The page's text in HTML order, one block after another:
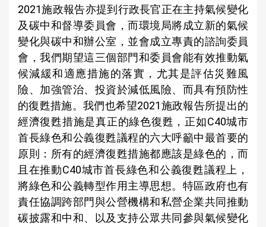
2021施政報告亦提到行政長官正在主持氣候變化
及碳中和督導委員會，而環境局將成立新的氣候
變化與碳中和辦公室，並會成立專責的諮詢委員
會，我們期望這三個部門和委員會能有效推動氣
候減緩和適應措施的落實，尤其是評估災難風
險、加強管治、投資於減低風險、而具有預防性
的復甦措施。我們也希望2021施政報告所提出的
經濟復甦措施是真正的綠色復甦，正如C40城市
首長綠色和公義復甦議程的六大呼籲中最首要的
原則：所有的經濟復甦措施都應該是綠色的，而
且在推動C40城市首長綠色和公義復甦議程上，
將綠色和公義轉型作用主導思想。特區政府也有
責任協調跨部門與公營機構和私營企業共同推動
碳披露和中和、以及支持公眾共同參與氣候變化